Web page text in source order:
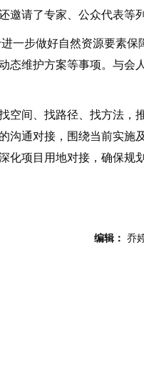
请了专家、公众代表等
步做好自然资源要素保
态维护方案等事项。与会
间、找路径、找方法，
沟通对接，围绕当前实施
化项目用地对接，确保规
编辑： 乔